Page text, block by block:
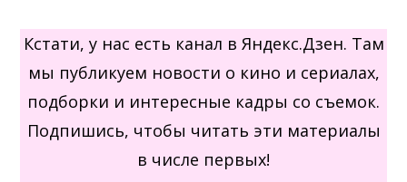
Кстати, у нас есть канал в Яндекс.Дзен. Там
мы публикуем новости о кино и сериалах,
подборки и интересные кадры со съемок.
Подпишись, чтобы читать эти материалы
в числе первых!